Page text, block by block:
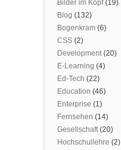
Bilder im Kopf(19)
Blog (132)
Bogenkram (6)
CSS (2)
Development(20)
E-Learning (4)
Ed-Tech (22)
Education (46)
Enterprise (1)
Fernsehen (14)
Gesellschaft(20)
Hochschullehre (2)